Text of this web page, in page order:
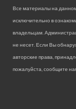
Все материалы на данном
исключительно в
владельцам.
не несет. Если Вы
авторские права,
пожалуйста, сообщите